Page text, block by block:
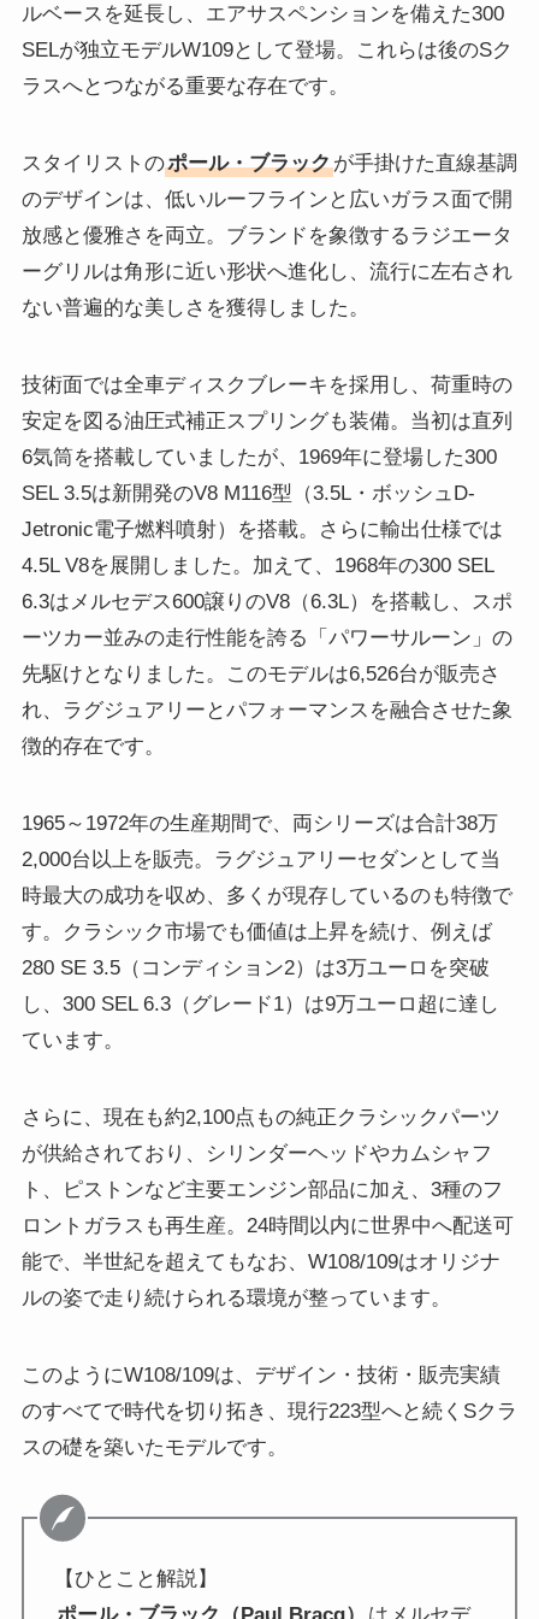
ルベースを延長し、エアサスペンションを備えた300
SELが独立モデルW109として登場。これらは後のSク
ラスへとつながる重要な存在です。
スタイリストのポール・ブラックが手掛けた直線基調
のデザインは、低いルーフラインと広いガラス面で開
放感と優雅さを両立。ブランドを象徴するラジエータ
ーグリルは角形に近い形状へ進化し、流行に左右され
ない普遍的な美しさを獲得しました。
技術面では全車ディスクブレーキを採用し、荷重時の
安定を図る油圧式補正スプリングも装備。当初は直列
6気筒を搭載していましたが、1969年に登場した300
SEL 3.5は新開発のV8 M116型（3.5L・ボッシュD-
Jetronic電子燃料噴射）を搭載。さらに輸出仕様では
4.5L V8を展開しました。加えて、1968年の300 SEL
6.3はメルセデス600譲りのV8（6.3L）を搭載し、スポ
ーツカー並みの走行性能を誇る「パワーサルーン」の
先駆けとなりました。このモデルは6,526台が販売さ
れ、ラグジュアリーとパフォーマンスを融合させた象
徴的存在です。
1965～1972年の生産期間で、両シリーズは合計38万
2,000台以上を販売。ラグジュアリーセダンとして当
時最大の成功を収め、多くが現存しているのも特徴で
す。クラシック市場でも価値は上昇を続け、例えば
280 SE 3.5（コンディション2）は3万ユーロを突破
し、300 SEL 6.3（グレード1）は9万ユーロ超に達し
ています。
さらに、現在も約2,100点もの純正クラシックパーツ
が供給されており、シリンダーヘッドやカムシャフ
ト、ピストンなど主要エンジン部品に加え、3種のフ
ロントガラスも再生産。24時間以内に世界中へ配送可
能で、半世紀を超えてもなお、W108/109はオリジナ
ルの姿で走り続けられる環境が整っています。
このようにW108/109は、デザイン・技術・販売実績
のすべてで時代を切り拓き、現行223型へと続くSクラ
スの礎を築いたモデルです。
【ひとこと解説】
ポール・ブラック（Paul Bracq）
はメルセデ